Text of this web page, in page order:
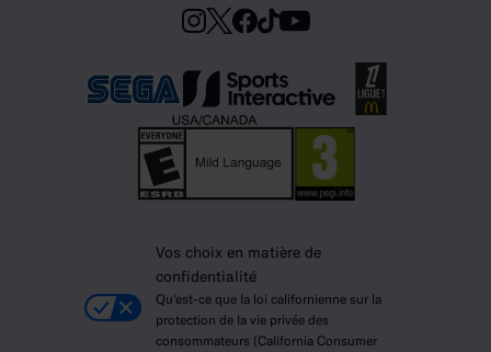
Vos choix en matière de
confidentialité
Qu'est-ce que la loi californienne sur la
protection de la vie privée des
consommateurs (California Consumer